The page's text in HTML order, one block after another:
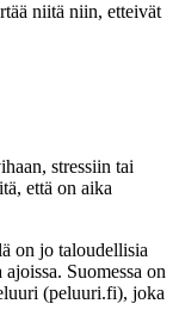
niitä niin, etteivät
stressiin tai
että on aika
on jo taloudellisia
Suomessa on
(peluuri.fi), joka